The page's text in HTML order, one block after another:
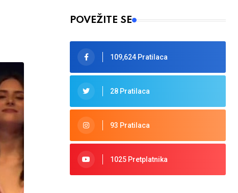
POVEŽITE SE
109,624 Pratilaca
28 Pratilaca
93 Pratilaca
1025 Pretplatnika